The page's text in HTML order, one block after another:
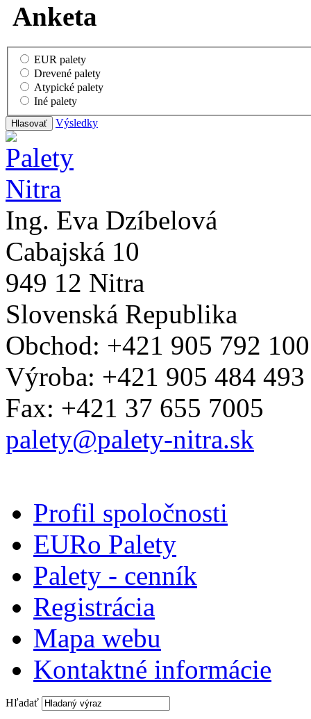
Anketa
EUR palety
Drevené palety
Atypické palety
Iné palety
Výsledky
Ing. Eva Dzíbelová
Cabajská 10
949 12 Nitra
Slovenská Republika
Obchod: +421 905 792 100
Výroba: +421 905 484 493
Fax: +421 37 655 7005
palety@palety-nitra.sk
Profil spoločnosti
EURo Palety
Palety - cenník
Registrácia
Mapa webu
Kontaktné informácie
Hľadať